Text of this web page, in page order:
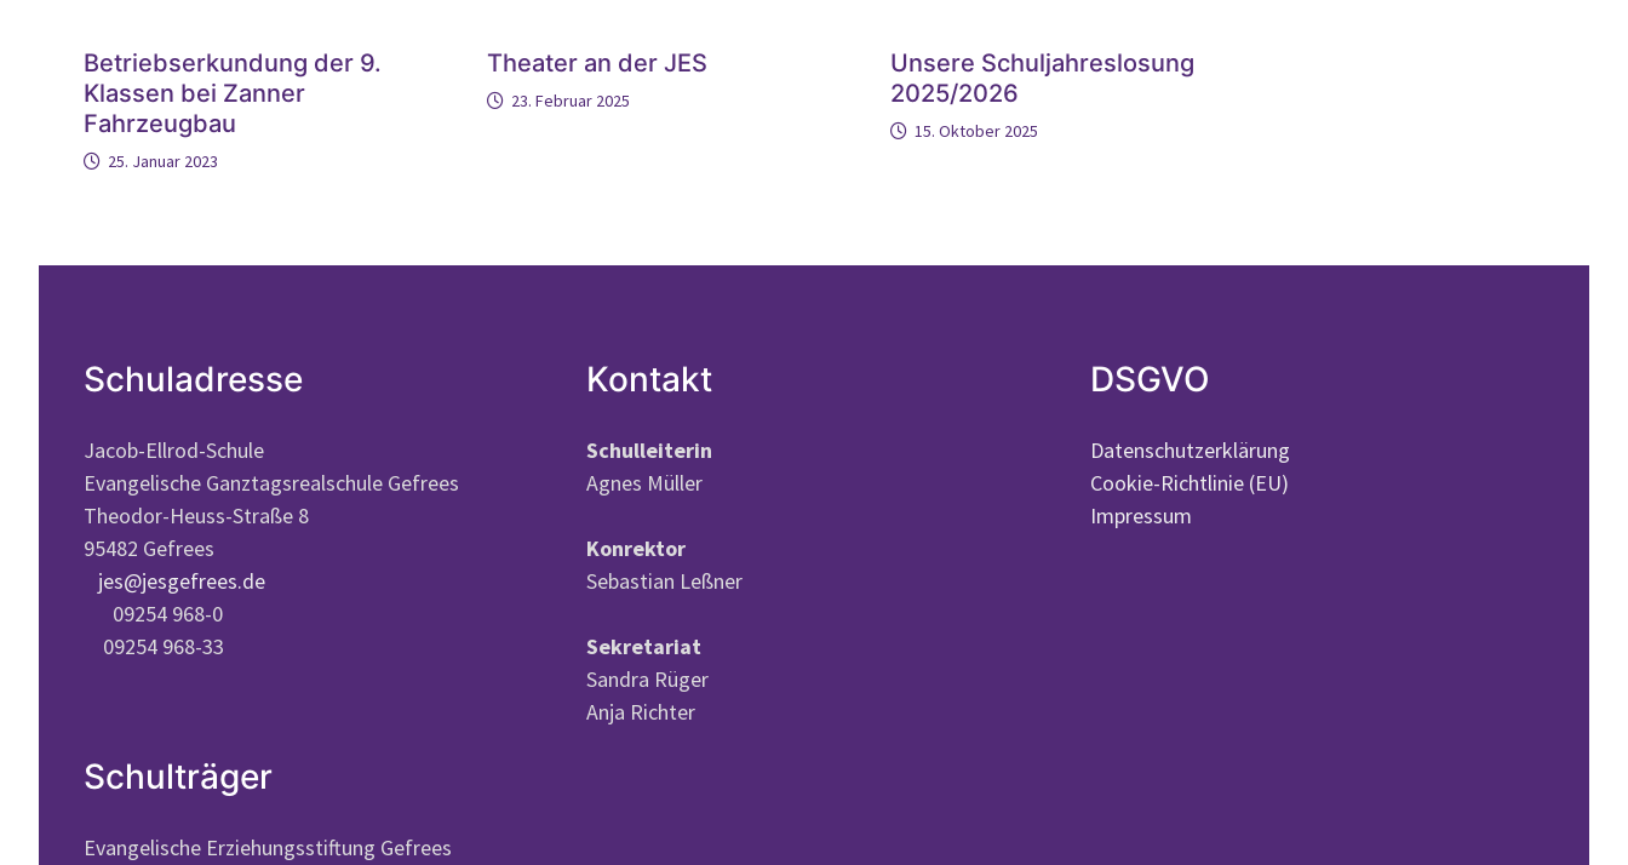
Betriebserkundung der 9.
Klassen bei Zanner
Fahrzeugbau
25. Januar 2023
Theater an der JES
23. Februar 2025
Unsere Schuljahreslosung
2025/2026
15. Oktober 2025
Schuladresse
Jacob-Ellrod-Schule
Evangelische Ganztagsrealschule Gefrees
Theodor-Heuss-Straße 8
95482 Gefrees
jes@jesgefrees.de
09254 968-0
09254 968-33
Schulträger
Evangelische Erziehungsstiftung Gefrees
Kontakt
Schulleiterin
Agnes Müller
Konrektor
Sebastian Leßner
Sekretariat
Sandra Rüger
Anja Richter
DSGVO
Datenschutzerklärung
Cookie-Richtlinie (EU)
Impressum